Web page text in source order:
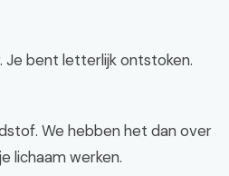
Je bent letterlijk ontstoken.
We hebben het dan over
lichaam werken.